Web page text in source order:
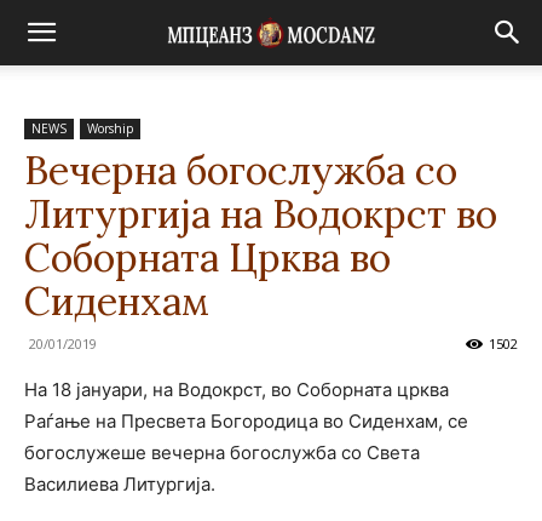
NEWS Worship
Вечерна богослужба со
Литургија на Водокрст во
Соборната Црква во
Сиденхам
20/01/2019 1502
На 18 јануари, на Водокрст, во Соборната црква
Раѓање на Пресвета Богородица во Сиденхам, се
богослужеше вечерна богослужба со Света
Василиева Литургија.